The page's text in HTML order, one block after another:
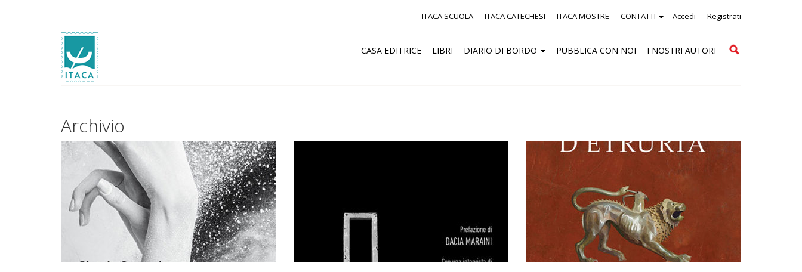
Accedi Registrati
ITACA SCUOLA ITACA CATECHESI ITACA MOSTRE CONTATTI
CASA EDITRICE LIBRI DIARIO DI BORDO PUBBLICA CON NOI I NOSTRI AUTORI
Cerca
Archivio